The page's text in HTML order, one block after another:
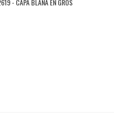
- CAPA BLANA EN GROS